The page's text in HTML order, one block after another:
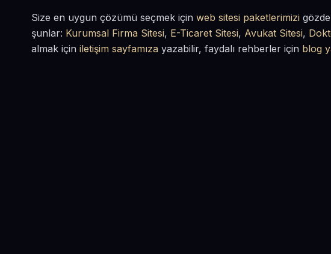
Size en uygun çözümü seçmek için web sitesi paketlerimizi
şunlar: Kurumsal Firma Sitesi, E-Ticaret Sitesi, Avukat Sitesi,
almak için iletişim sayfamıza yazabilir, faydalı rehberler için blog